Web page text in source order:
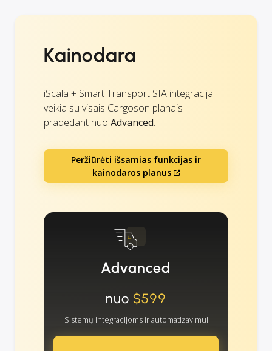
Kainodara
iScala + Smart Transport SIA integracija
veikia su visais Cargoson planais
pradedant nuo Advanced.
Peržiūrėti išsamias funkcijas ir
kainodaros planus
Advanced
nuo $599
Sistemų integracijoms ir automatizavimui